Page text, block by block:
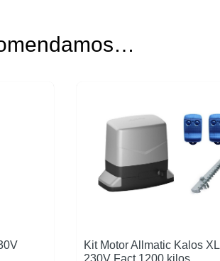
Kit Motor Allmatic Kalos XL
230V Fact 1200 kilos